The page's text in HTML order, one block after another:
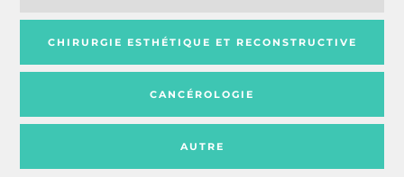
AUTRE
CHIRURGIE ESTHÉTIQUE ET RECONSTRUCTIVE
CANCÉROLOGIE